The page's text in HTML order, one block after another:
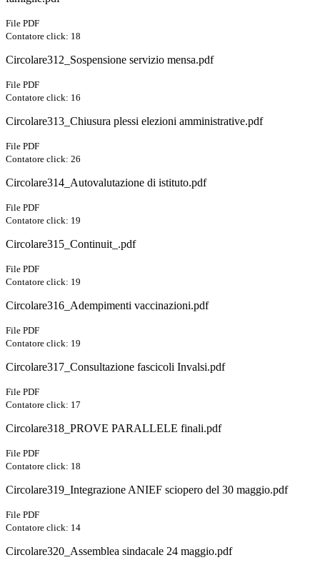
File PDF
Contatore click: 18
Circolare312_Sospensione servizio mensa.pdf
File PDF
Contatore click: 16
Circolare313_Chiusura plessi elezioni amministrative.pdf
File PDF
Contatore click: 26
Circolare314_Autovalutazione di istituto.pdf
File PDF
Contatore click: 19
Circolare315_Continuit_.pdf
File PDF
Contatore click: 19
Circolare316_Adempimenti vaccinazioni.pdf
File PDF
Contatore click: 19
Circolare317_Consultazione fascicoli Invalsi.pdf
File PDF
Contatore click: 17
Circolare318_PROVE PARALLELE finali.pdf
File PDF
Contatore click: 18
Circolare319_Integrazione ANIEF sciopero del 30 maggio.pdf
File PDF
Contatore click: 14
Circolare320_Assemblea sindacale 24 maggio.pdf